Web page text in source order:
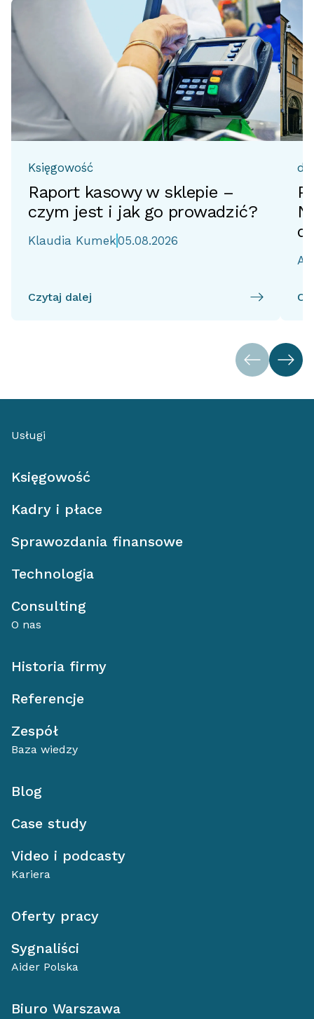
Księgowość
Raport kasowy w sklepie –
czym jest i jak go prowadzić?
Klaudia Kumek05.08.2026
Czytaj dalej
Usługi
Księgowość
Kadry i płace
Sprawozdania finansowe
Technologia
Consulting
O nas
Historia firmy
Referencje
Zespół
Baza wiedzy
Blog
Case study
Video i podcasty
Kariera
Oferty pracy
Sygnaliści
Aider Polska
Biuro Warszawa